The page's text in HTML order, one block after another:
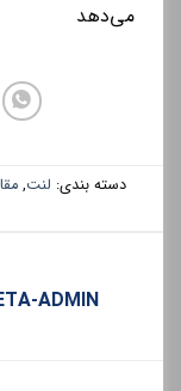
می‌دهد
دسته بندی:لنت,مقالات
ADMIN